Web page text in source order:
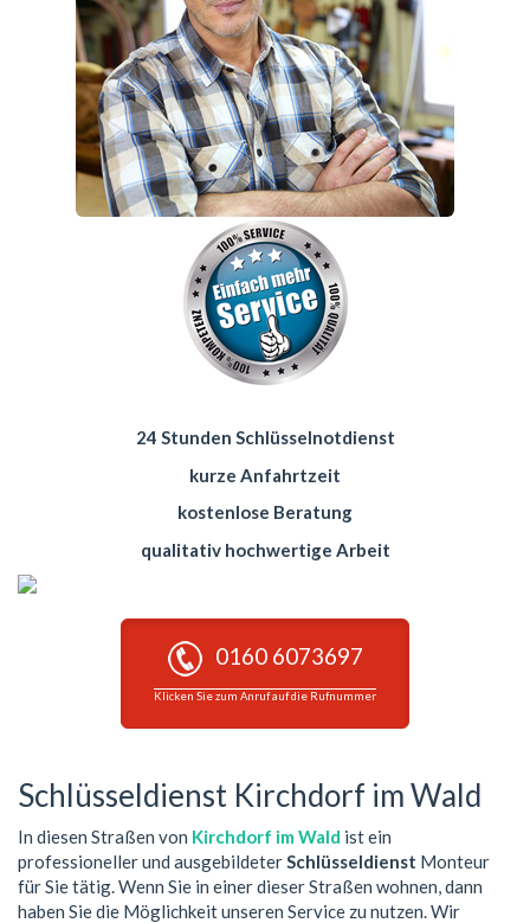
24 Stunden Schlüsselnotdienst
kurze Anfahrtzeit
kostenlose Beratung
qualitativ hochwertige Arbeit
0160 6073697
Klicken Sie zum Anruf auf die Rufnummer
Schlüsseldienst Kirchdorf im Wald
In diesen Straßen von Kirchdorf im Wald ist ein
professioneller und ausgebildeterSchlüsseldienst Monteur
für Sie tätig. Wenn Sie in einer dieser Straßen wohnen, dann
haben Sie die Möglichkeit unseren Service zu nutzen. Wir